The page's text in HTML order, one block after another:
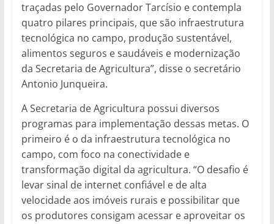
traçadas pelo Governador Tarcísio e contempla
quatro pilares principais, que são infraestrutura
tecnológica no campo, produção sustentável,
alimentos seguros e saudáveis e modernização
da Secretaria de Agricultura”, disse o secretário
Antonio Junqueira.
A Secretaria de Agricultura possui diversos
programas para implementação dessas metas. O
primeiro é o da infraestrutura tecnológica no
campo, com foco na conectividade e
transformação digital da agricultura. “O desafio é
levar sinal de internet confiável e de alta
velocidade aos imóveis rurais e possibilitar que
os produtores consigam acessar e aproveitar os